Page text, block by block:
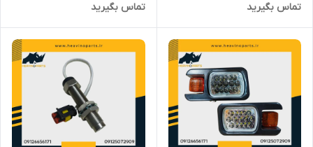
تماس بگیرید
تماس بگیرید